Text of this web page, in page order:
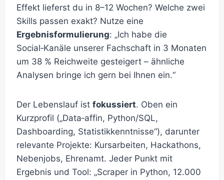
Effekt lieferst du in 8–12 Wochen? Welche zwei
Skills passen exakt? Nutze eine
Ergebnisformulierung: „Ich habe die
Social‑Kanäle unserer Fachschaft in 3 Monaten
um 38 % Reichweite gesteigert – ähnliche
Analysen bringe ich gern bei Ihnen ein.“
Der Lebenslauf ist fokussiert. Oben ein
Kurzprofil („Data‑affin, Python/SQL,
Dashboarding, Statistikkenntnisse“), darunter
relevante Projekte: Kursarbeiten, Hackathons,
Nebenjobs, Ehrenamt. Jeder Punkt mit
Ergebnis und Tool: „Scraper in Python, 12.000